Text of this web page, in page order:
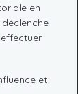
en
et